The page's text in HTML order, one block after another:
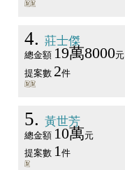
4 莊士傑
總金額 19萬8000元
提案數 2件
5 黃世芳
總金額 10萬元
提案數 1件